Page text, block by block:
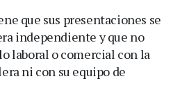
que sus presentaciones se
independiente y que no
laboral o comercial con la
ni con su equipo de